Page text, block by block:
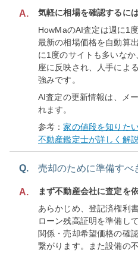
A.
気軽に相場を確認するに
HowMaのAI査定は週に1
最新の相場価格を自動算
に1度のサイトも多いな
座に反映され、人手によ
強みです。
AI査定の更新情報は、メ
れます。
参考：家の値段を知りた
不動産鑑定士が詳しく解説
Q. 売却のために準備すべ
A.
まず不動産会社に査定を
あらかじめ、登記済権利
ローン残高証明を準備し
関係・売却希望価格の確
繋がります。また設備の